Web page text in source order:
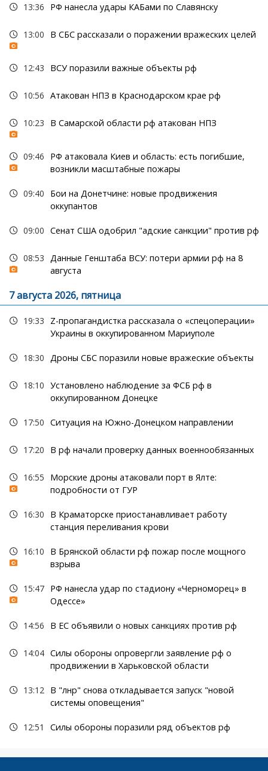
13:36 РФ нанесла удары КАБами по Славянску
13:00 В СБС рассказали о поражении вражеских целей
12:43 ВСУ поразили важные объекты рф
10:56 Атакован НПЗ в Краснодарском крае рф
10:23 В Самарской области рф атакован НПЗ
09:46
РФ атаковала Киев и область: есть погибшие,
возникли масштабные пожары
09:40
Бои на Донетчине: новые продвижения
оккупантов
09:00 Сенат США одобрил "адские санкции" против рф
08:53
Данные Генштаба ВСУ: потери армии рф на 8
августа
7 августа 2026, пятница
19:33
Z-пропагандистка рассказала о «спецоперации»
Украины в оккупированном Мариуполе
18:30 Дроны СБС поразили новые вражеские объекты
18:10 Установлено наблюдение за ФСБ рф в
оккупированном Донецке
17:50 Ситуация на Южно-Донецком направлении
17:20 В рф начали проверку данных военнообязанных
16:55
Морские дроны атаковали порт в Ялте:
подробности от ГУР
16:30
В Краматорске приостанавливает работу
станция переливания крови
16:10
В Брянской области рф пожар после мощного
взрыва
15:47 РФ нанесла удар по стадиону «Черноморец» в
Одессе»
14:56 В ЕС объявили о новых санкциях против рф
14:04 Силы обороны опровергли заявление рф о
продвижении в Харьковской области
13:12
В "лнр" снова откладывается запуск "новой
системы оповещения"
12:51 Силы обороны поразили ряд объектов рф